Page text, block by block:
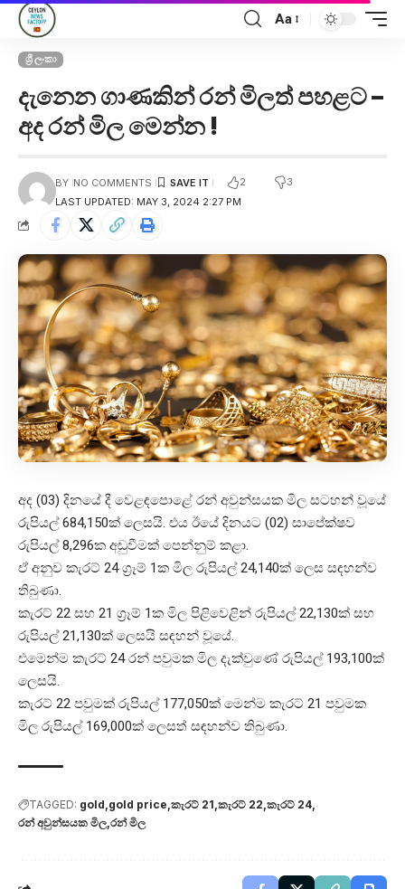
Aa
ශ්‍රී ලංකා
දැනෙන ගාණකින් රන් මිලත් පහළට –
අද රන් මිල මෙන්න !
LAST UPDATED: MAY 3, 2024 2:27 PM
BY NO COMMENTS 2 3
අද (03) දිනයේ දී වෙළඳපොළේ රන් අවුන්සයක මිල සටහන් වූයේ
රුපියල් 684,150ක් ලෙසයි. එය ඊයේ දිනයට (02) සාපේක්ෂව
රුපියල් 8,296ක අඩුවීමක් පෙන්නුම් කළා.
ඒ අනුව කැරට් 24 ග්‍රෑම් 1ක මිල රුපියල් 24,140ක් ලෙස සඳහන්ව
තිබුණා.
කැරට් 22 සහ 21 ග්‍රෑම් 1ක මිල පිළිවෙළින් රුපියල් 22,130ක් සහ
රුපියල් 21,130ක් ලෙසයි සඳහන් වූයේ.
එමෙන්ම කැරට් 24 රන් පවුමක මිල දැක්වුණේ රුපියල් 193,100ක්
ලෙසයි.
කැරට් 22 පවුමක් රුපියල් 177,050ක් මෙන්ම කැරට් 21 පවුමක
මිල රුපියල් 169,000ක් ලෙසත් සඳහන්ව තිබුණා.
TAGGED: gold gold price කැරට් 21 කැරට් 22 කැරට් 24
රන් අවුන්සයක මිල රන් මිල